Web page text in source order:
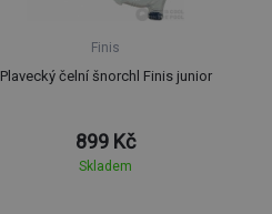
Finis
Plavecký čelní šnorchl Finis junior
899 Kč
Skladem